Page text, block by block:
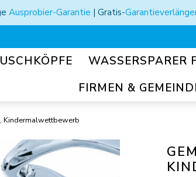
Ausprobier-Garantie | Gratis-
WASSERSPARER
FIRMEN &
Kindermalwettbewerb